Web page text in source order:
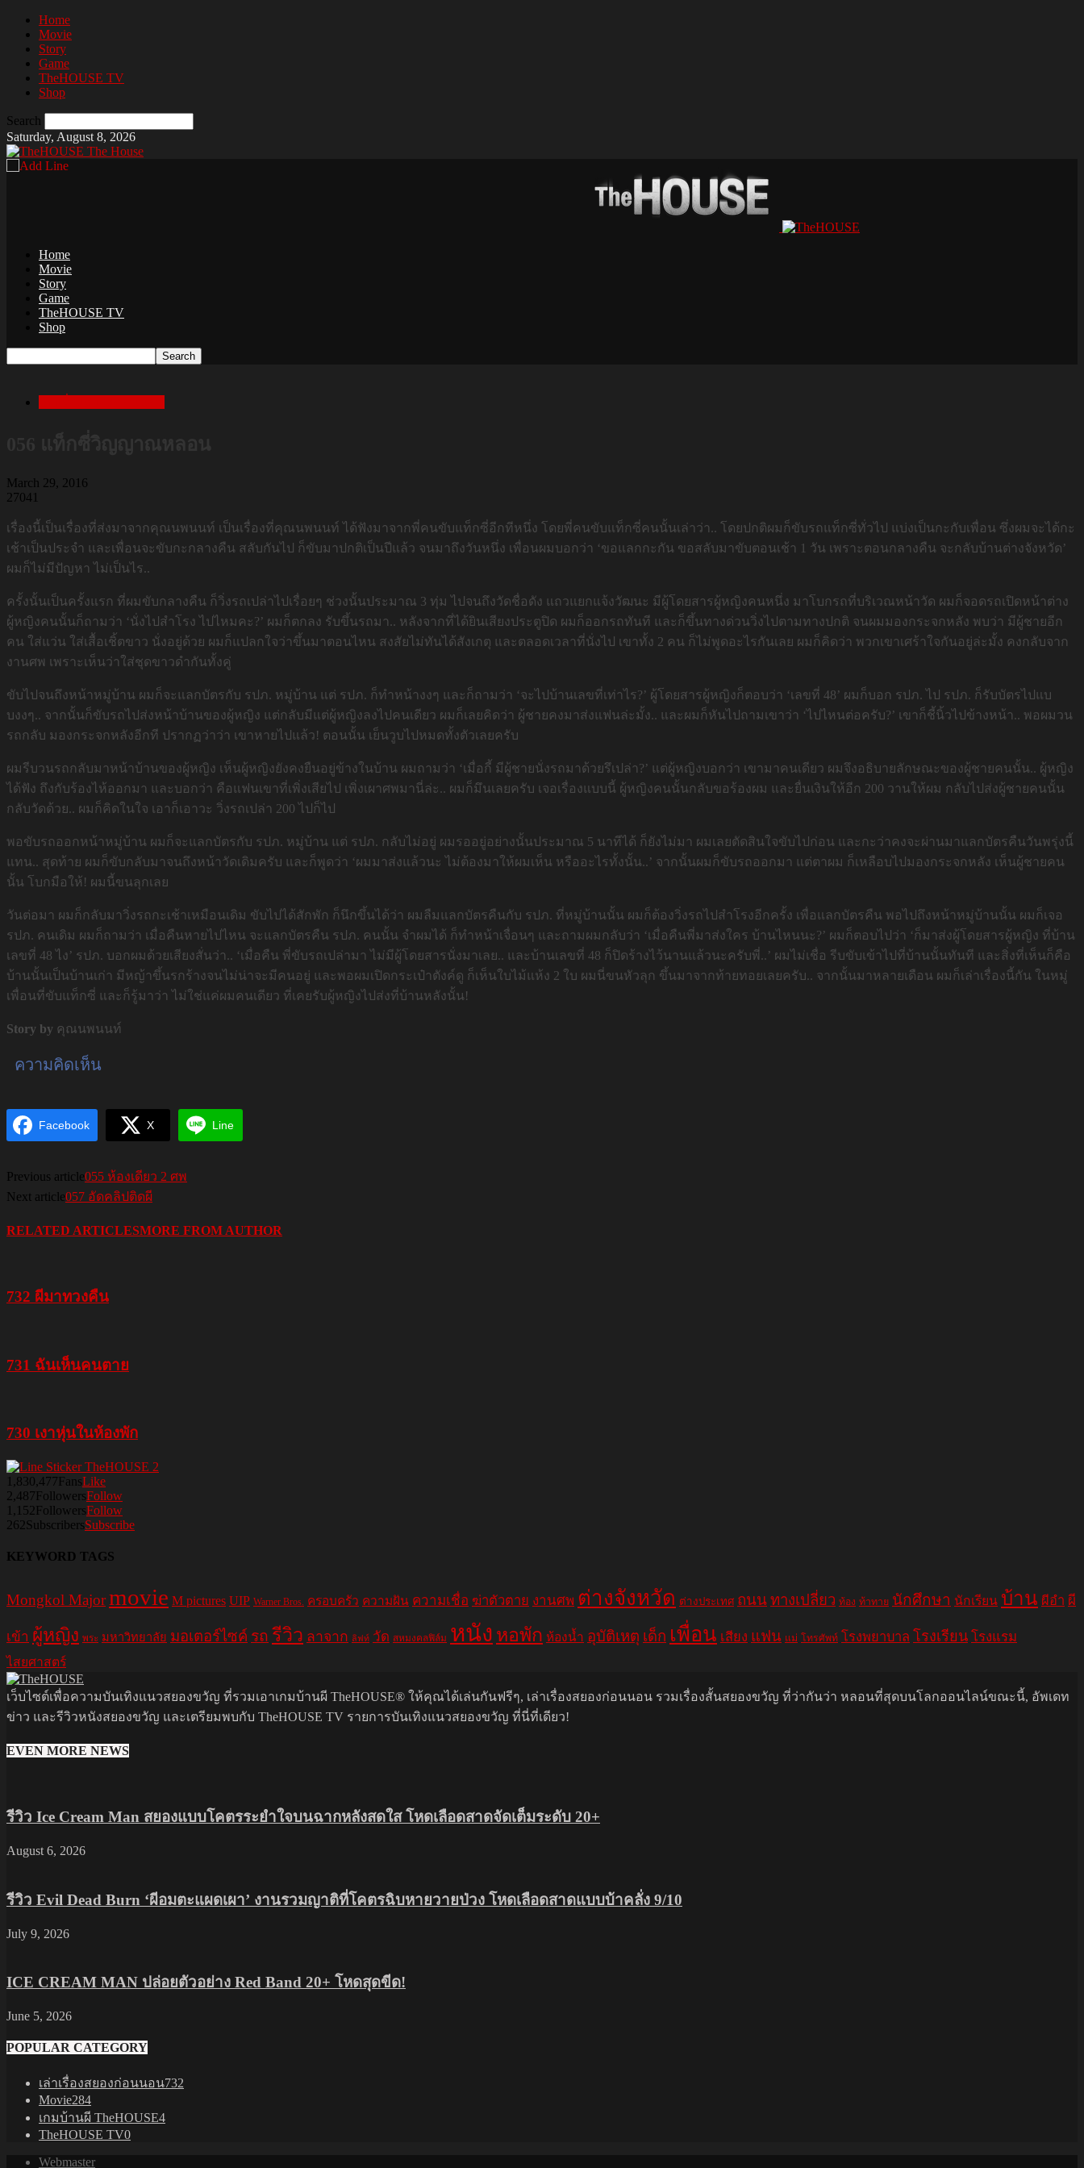
Home
Movie
Story
Game
TheHOUSE TV
Shop
Search
Saturday, August 8, 2026
The House
Home
Movie
Story
Game
TheHOUSE TV
Shop
March 29, 2016
27041
เรื่องนี้เป็นเรื่องที่ส่งมาจากคุณนพนนท์ เป็นเรื่องที่คุณนพนนท์ ได้ฟังมาจากพี่คนขับแท็กซี่อีกทีหนึ่ง โดยพี่คนขับแท็กซี่คนนั้นเล่าว่า.. โดยปกติผมก็ขับรถแท็กซี่ทั่วไป แบ่งเป็นกะกับเพื่อน ซึ่งผมจะได้กะ
เช้าเป็นประจำ และเพื่อนจะขับกะกลางคืน สลับกันไป ก็ขับมาปกติเป็นปีแล้ว จนมาถึงวันหนึ่ง เพื่อนผมบอกว่า ‘ขอแลกกะกัน ขอสลับมาขับตอนเช้า 1 วัน เพราะตอนกลางคืน จะกลับบ้านต่างจังหวัด’
ผมก็ไม่มีปัญหา ไม่เป็นไร..
ครั้งนั้นเป็นครั้งแรก ที่ผมขับกลางคืน ก็วิ่งรถเปล่าไปเรื่อยๆ ช่วงนั้นประมาณ 3 ทุ่ม ไปจนถึงวัดชื่อดัง แถวแยกแจ้งวัฒนะ มีผู้โดยสารผู้หญิงคนหนึ่ง มาโบกรถที่บริเวณหน้าวัด ผมก็จอดรถเปิดหน้าต่าง
ผู้หญิงคนนั้นก็ถามว่า ‘นั่งไปสำโรง ไปไหมคะ?’ ผมก็ตกลง รับขึ้นรถมา.. หลังจากที่ได้ยินเสียงประตูปิด ผมก็ออกรถทันที และก็ขึ้นทางด่วนวิ่งไปตามทางปกติ จนผมมองกระจกหลัง พบว่า มีผู้ชายอีก
คน ใส่แว่น ใส่เสื้อเชิ้ตขาว นั่งอยู่ด้วย ผมก็แปลกใจว่าขึ้นมาตอนไหน สงสัยไม่ทันได้สังเกตุ และตลอดเวลาที่นั่งไป เขาทั้ง 2 คน ก็ไม่พูดอะไรกันเลย ผมก็คิดว่า พวกเขาเศร้าใจกันอยู่ล่ะมั้ง คงกลับจาก
งานศพ เพราะเห็นว่าใส่ชุดขาวดำกันทั้งคู่
ขับไปจนถึงหน้าหมู่บ้าน ผมก็จะแลกบัตรกับ รปภ. หมู่บ้าน แต่ รปภ. ก็ทำหน้างงๆ และก็ถามว่า ‘จะไปบ้านเลขที่เท่าไร?’ ผู้โดยสารผู้หญิงก็ตอบว่า ‘เลขที่ 48’ ผมก็บอก รปภ. ไป รปภ. ก็รับบัตรไปแบ
บงงๆ.. จากนั้นก็ขับรถไปส่งหน้าบ้านของผู้หญิง แต่กลับมีแต่ผู้หญิงลงไปคนเดียว ผมก็เลยคิดว่า ผู้ชายคงมาส่งแฟนล่ะมั้ง.. และผมก็หันไปถามเขาว่า ‘ไปไหนต่อครับ?’ เขาก็ชี้นิ้วไปข้างหน้า.. พอผมวน
รถกลับ มองกระจกหลังอีกที ปรากฏว่าว่า เขาหายไปแล้ว! ตอนนั้น เย็นวูบไปหมดทั้งตัวเลยครับ
ผมรีบวนรถกลับมาหน้าบ้านของผู้หญิง เห็นผู้หญิงยังคงยืนอยู่ข้างในบ้าน ผมถามว่า ‘เมื่อกี้ มีผู้ชายนั่งรถมาด้วยรึเปล่า?’ แต่ผู้หญิงบอกว่า เขามาคนเดียว ผมจึงอธิบายลักษณะของผู้ชายคนนั้น.. ผู้หญิง
ได้ฟัง ถึงกับร้องไห้ออกมา และบอกว่า คือแฟนเขาที่เพิ่งเสียไป เพิ่งเผาศพมานี่ล่ะ.. ผมก็มึนเลยครับ เจอเรื่องแบบนี้ ผู้หญิงคนนั้นกลับขอร้องผม และยื่นเงินให้อีก 200 วานให้ผม กลับไปส่งผู้ชายคนนั้น
กลับวัดด้วย.. ผมก็คิดในใจ เอาก็เอาวะ วิ่งรถเปล่า 200 ไปก็ไป
พอขับรถออกหน้าหมู่บ้าน ผมก็จะแลกบัตรกับ รปภ. หมู่บ้าน แต่ รปภ. กลับไม่อยู่ ผมรออยู่อย่างนั้นประมาณ 5 นาทีได้ ก็ยังไม่มา ผมเลยตัดสินใจขับไปก่อน และกะว่าคงจะผ่านมาแลกบัตรคืนวันพรุ่งนี้
แทน.. สุดท้าย ผมก็ขับกลับมาจนถึงหน้าวัดเดิมครับ และก็พูดว่า ‘ผมมาส่งแล้วนะ ไม่ต้องมาให้ผมเห็น หรืออะไรทั้งนั้น..’ จากนั้นผมก็ขับรถออกมา แต่ตาผม ก็เหลือบไปมองกระจกหลัง เห็นผู้ชายคน
นั้น โบกมือให้! ผมนี้ขนลุกเลย
วันต่อมา ผมก็กลับมาวิ่งรถกะเช้าเหมือนเดิม ขับไปได้สักพัก ก็นึกขึ้นได้ว่า ผมลืมแลกบัตรคืนกับ รปภ. ที่หมู่บ้านนั้น ผมก็ต้องวิ่งรถไปสำโรงอีกครั้ง เพื่อแลกบัตรคืน พอไปถึงหน้าหมู่บ้านนั้น ผมก็เจอ
รปภ. คนเดิม ผมก็ถามว่า เมื่อคืนหายไปไหน จะแลกบัตรคืน รปภ. คนนั้น จำผมได้ ก็ทำหน้าเจื่อนๆ และถามผมกลับว่า ‘เมื่อคืนพี่มาส่งใคร บ้านไหนนะ?’ ผมก็ตอบไปว่า ‘ก็มาส่งผู้โดยสารผู้หญิง ที่บ้าน
เลขที่ 48 ไง’ รปภ. บอกผมด้วยเสียงสั่นว่า.. ‘เมื่อคืน พี่ขับรถเปล่ามา ไม่มีผู้โดยสารนั่งมาเลย.. และบ้านเลขที่ 48 ก็ปิดร้างไว้นานแล้วนะครับพี่..’ ผมไม่เชื่อ รีบขับเข้าไปที่บ้านนั้นทันที และสิ่งที่เห็นก็คือ
บ้านนั้นเป็นบ้านเก่า มีหญ้าขึ้นรกร้างจนไม่น่าจะมีคนอยู่ และพอผมเปิดกระเป๋าตังค์ดู ก็เห็นใบไม้แห้ง 2 ใบ ผมนี่ขนหัวลุก ขึ้นมาจากท้ายทอยเลยครับ.. จากนั้นมาหลายเดือน ผมก็เล่าเรื่องนี้กัน ในหมู่
เพื่อนที่ขับแท็กซี่ และก็รู้มาว่า ไม่ใช่แค่ผมคนเดียว ที่เคยรับผู้หญิงไปส่งที่บ้านหลังนั้น!
Story by คุณนพนนท์
ความคิดเห็น
Facebook X Line
Previous article055 ห้องเดียว 2 ศพ
Next article057 อัดคลิปติดผี
RELATED ARTICLESMORE FROM AUTHOR
732 ผีมาทวงคืน
731 ฉันเห็นคนตาย
730 เงาหุ่นในห้องพัก
1,830,477FansLike
2,487FollowersFollow
1,152FollowersFollow
262SubscribersSubscribe
KEYWORD TAGS
Mongkol Majormovie M pictures UIP Warner Bros. ครอบครัว ความฝัน ความเชื่อ ฆ่าตัวตาย งานศพ ต่างจังหวัด ต่างประเทศ ถนนทางเปลี่ยว ท้อง ท้าทาย นักศึกษา นักเรียน บ้าน ผีอำ ผี
เข้า ผู้หญิง พระ มหาวิทยาลัย มอเตอร์ไซค์ รถ รีวิว ลาจาก ลิฟท์ วัด สหมงคลฟิล์ม หนัง หอพัก ห้องน้ำ อุบัติเหตุ เด็ก เพื่อน เสียง แฟน แม่ โทรศัพท์ โรงพยาบาล โรงเรียน โรงแรม
ไสยศาสตร์
เว็บไซต์เพื่อความบันเทิงแนวสยองขวัญ ที่รวมเอาเกมบ้านผี TheHOUSE® ให้คุณได้เล่นกันฟรีๆ, เล่าเรื่องสยองก่อนนอน รวมเรื่องสั้นสยองขวัญ ที่ว่ากันว่า หลอนที่สุดบนโลกออนไลน์ขณะนี้, อัพเดท
ข่าว และรีวิวหนังสยองขวัญ และเตรียมพบกับ TheHOUSE TV รายการบันเทิงแนวสยองขวัญ ที่นี่ที่เดียว!
EVEN MORE NEWS
รีวิว Ice Cream Man สยองแบบโคตรระยำใจบนฉากหลังสดใส โหดเลือดสาดจัดเต็มระดับ 20+
August 6, 2026
รีวิว Evil Dead Burn ‘ผีอมตะแผดเผา’ งานรวมญาติที่โคตรฉิบหายวายป่วง โหดเลือดสาดแบบบ้าคลั่ง 9/10
July 9, 2026
ICE CREAM MAN ปล่อยตัวอย่าง Red Band 20+ โหดสุดขีด!
June 5, 2026
POPULAR CATEGORY
เล่าเรื่องสยองก่อนนอน732
Movie284
เกมบ้านผี TheHOUSE4
TheHOUSE TV0
Webmaster